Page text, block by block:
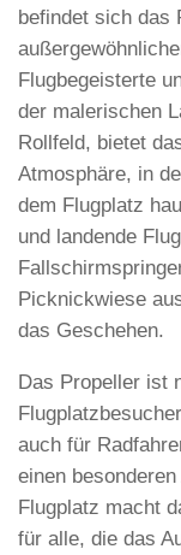
befindet sich das
Flugbegeisterte
der malerischen
Rollfeld, bietet
Atmosphäre, in
dem Flugplatz
und landende
Picknickwiese
das Geschehen.
Das Propeller ist
auch für
einen
Flugplatz macht
für alle, die das